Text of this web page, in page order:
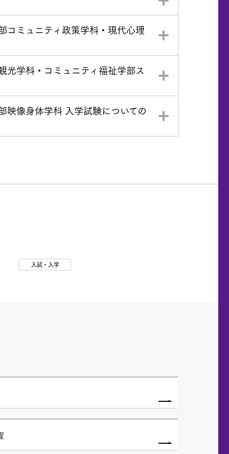
コミュニティ政策学科・現代心理
学科・コミュニティ福祉学部ス
像身体学科 入学試験についての
入試・入学